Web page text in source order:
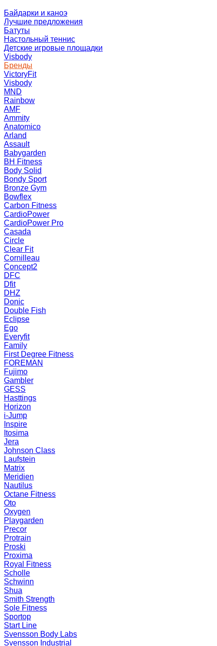
Байдарки и каноэ
Лучшие предложения
Батуты
Настольный теннис
Детские игровые площадки
Visbody
Бренды
VictoryFit
Visbody
MND
Rainbow
AMF
Ammity
Anatomico
Arland
Assault
Babygarden
BH Fitness
Body Solid
Bondy Sport
Bronze Gym
Bowflex
Carbon Fitness
CardioPower
CardioPower Pro
Casada
Circle
Clear Fit
Cornilleau
Concept2
DFC
Dfit
DHZ
Donic
Double Fish
Eclipse
Ego
Everyfit
Family
First Degree Fitness
FOREMAN
Fujimo
Gambler
GESS
Hasttings
Horizon
i-Jump
Inspire
Itosima
Jera
Johnson Class
Laufstein
Matrix
Meridien
Nautilus
Octane Fitness
Oto
Oxygen
Playgarden
Precor
Protrain
Proski
Proxima
Royal Fitness
Scholle
Schwinn
Shua
Smith Strength
Sole Fitness
Sportop
Start Line
Svensson Body Labs
Svensson Industrial